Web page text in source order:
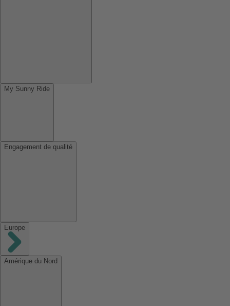
My Sunny Ride
Engagement de qualité
Europe
Amérique du Nord